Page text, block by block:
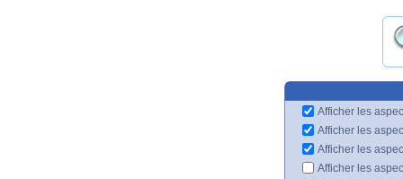
Afficher les
Afficher les
Afficher les
Afficher les